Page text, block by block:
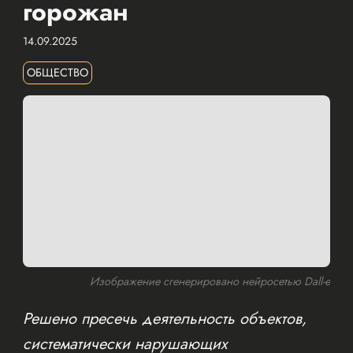
горожан
14.09.2025
ОБЩЕСТВО
Изображение сгенерировано нейросетью Dall-e
Решено пресечь деятельность объектов,
систематически нарушающих